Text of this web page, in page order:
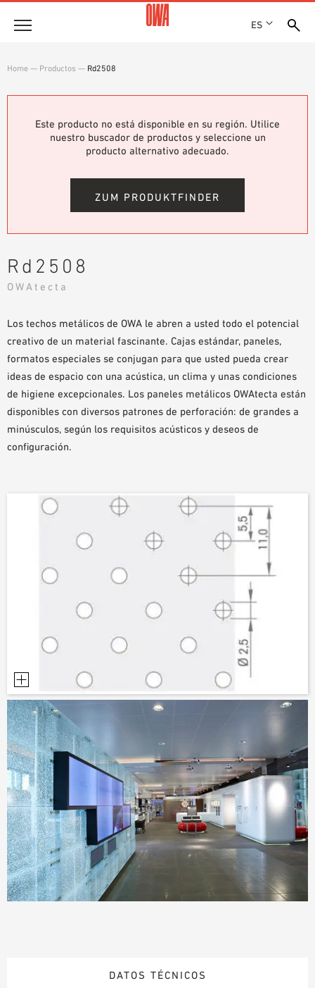
ES
EMPLAZAMIENTOS
Productos
RESUMEN DE PRODUCTOS
BÚSQUEDA GUIADA
Soluciones
ÁREAS DE UTILIZACIÓN
TEXTOS SOBRE LICITACIONES PÚBLICAS
DESCARGAS
AYUDAS DE PLANIFICACIÓN
VÍDEOS
PEDIDO DE MUESTRAS
Home — Productos — Rd2508
Este producto no está disponible en su región. Utilice
nuestro buscador de productos y seleccione un
producto alternativo adecuado.
ZUM PRODUKTFINDER
Rd2508
OWAtecta
Los techos metálicos de OWA le abren a usted todo el potencial
creativo de un material fascinante. Cajas estándar, paneles,
formatos especiales se conjugan para que usted pueda crear
ideas de espacio con una acústica, un clima y unas condiciones
de higiene excepcionales. Los paneles metálicos OWAtecta están
disponibles con diversos patrones de perforación: de grandes a
minúsculos, según los requisitos acústicos y deseos de
configuración.
DATOS TÉCNICOS